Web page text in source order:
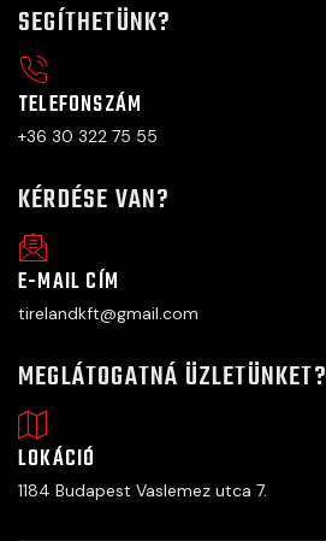
SEGÍTHETÜNK?
TELEFONSZÁM
+36 30 322 75 55
KÉRDÉSE VAN?
E-MAIL CÍM
tirelandkft@gmail.com
MEGLÁTOGATNÁ ÜZLETÜNKET?
LOKÁCIÓ
1184 Budapest Vaslemez utca 7.